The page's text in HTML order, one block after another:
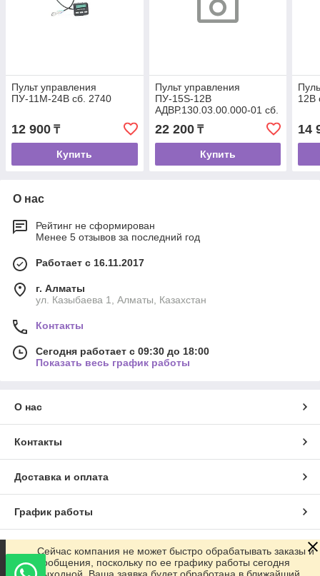
Пульт управления
ПУ-11М-24В сб. 2740
12 900 ₸
Купить
Пульт управления
ПУ-15S-12В
АДВР.130.03.00.000-01 сб.
22 200₸
Купить
12В
14
О нас
Рейтинг не сформирован
Менее 5 отзывов за последний год
Работает с 16.11.2017
г. Алматы
ул. Казыбаева 1, Алматы, Казахстан
Контакты
Сегодня работает с 09:30 до 18:00
Показать весь график работы
О нас
Контакты
Доставка и оплата
График работы
Полная версия сайта
Сейчас компания не может быстро обрабатывать заказы и
сообщения, поскольку по ее графику работы сегодня